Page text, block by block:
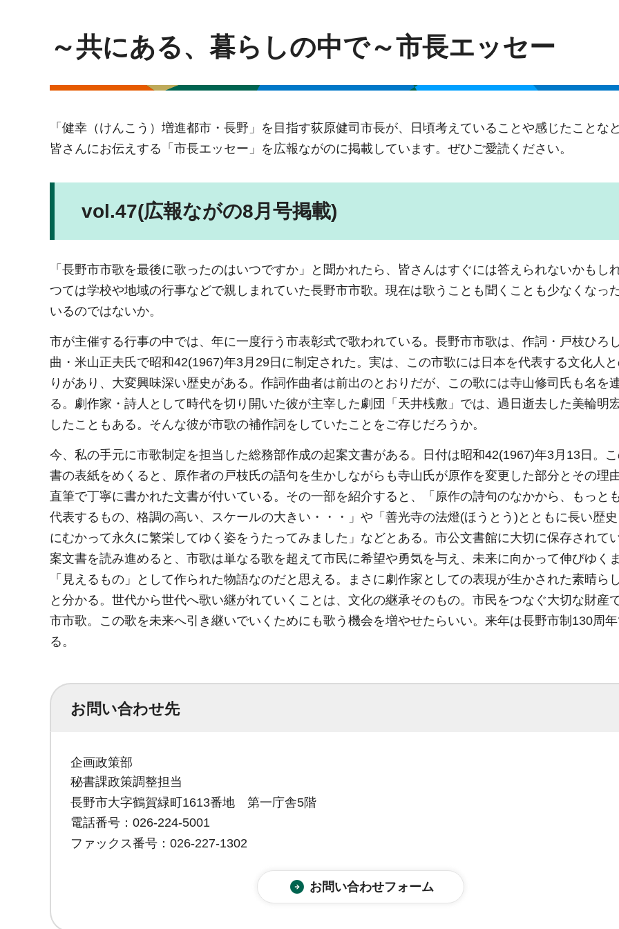
～共にある、暮らしの中で～市長エッセー
「健幸（けんこう）増進都市・長野」を目指す荻原健司市長が、日頃考えていることや感じたことな
皆さんにお伝えする「市長エッセー」を広報ながのに掲載しています。ぜひご愛読ください。
vol.47(広報ながの8月号掲載)
「長野市市歌を最後に歌ったのはいつですか」と聞かれたら、皆さんはすぐには答えられないかもし
つては学校や地域の行事などで親しまれていた長野市市歌。現在は歌うことも聞くことも少なくなっ
いるのではないか。
市が主催する行事の中では、年に一度行う市表彰式で歌われている。長野市市歌は、作詞・戸枝ひろ
曲・米山正夫氏で昭和42(1967)年3月29日に制定された。実は、この市歌には日本を代表する文化人
りがあり、大変興味深い歴史がある。作詞作曲者は前出のとおりだが、この歌には寺山修司氏も名を
る。劇作家・詩人として時代を切り開いた彼が主宰した劇団「天井桟敷」では、過日逝去した美輪明
したこともある。そんな彼が市歌の補作詞をしていたことをご存じだろうか。
今、私の手元に市歌制定を担当した総務部作成の起案文書がある。日付は昭和42(1967)年3月13日。
書の表紙をめくると、原作者の戸枝氏の語句を生かしながらも寺山氏が原作を変更した部分とその理
直筆で丁寧に書かれた文書が付いている。その一部を紹介すると、「原作の詩句のなかから、もっと
代表するもの、格調の高い、スケールの大きい・・・」や「善光寺の法燈(ほうとう)とともに長い歴
にむかって永久に繁栄してゆく姿をうたってみました」などとある。市公文書館に大切に保存されて
案文書を読み進めると、市歌は単なる歌を超えて市民に希望や勇気を与え、未来に向かって伸びゆく
「見えるもの」として作られた物語なのだと思える。まさに劇作家としての表現が生かされた素晴ら
と分かる。世代から世代へ歌い継がれていくことは、文化の継承そのもの。市民をつなぐ大切な財産
市市歌。この歌を未来へ引き継いでいくためにも歌う機会を増やせたらいい。来年は長野市制130周
る。
お問い合わせ先
企画政策部
秘書課政策調整担当
長野市大字鶴賀緑町1613番地 第一庁舎5階
電話番号：026-224-5001
ファックス番号：026-227-1302